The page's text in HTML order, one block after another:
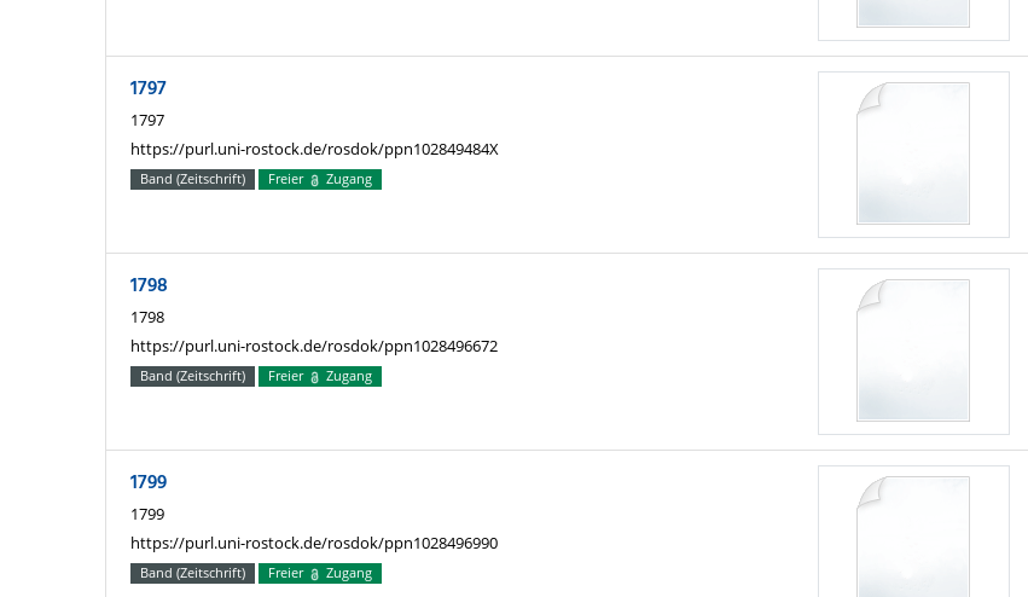
1797
1797
https://purl.uni-rostock.de/rosdok/ppn102849484X
Band (Zeitschrift) Freier Zugang
1798
1798
https://purl.uni-rostock.de/rosdok/ppn1028496672
Band (Zeitschrift) Freier Zugang
1799
1799
https://purl.uni-rostock.de/rosdok/ppn1028496990
Band (Zeitschrift) Freier Zugang